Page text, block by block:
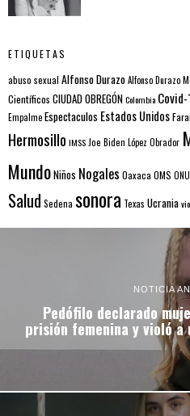
ETIQUETAS
abuso sexual Alfonso DurazoAlfonso Durazo
Científicos CIUDAD OBREGÓNColombia
EmpalmeEspectaculos Estados Unidos
Hermosillo IMSSJoe Biden López Obrador
MundoNiños Nogales Oaxaca OMS ONU
Salud Sedena sonora Texas Ucrania
NOTICIA
Pedófilo declarado
prisión femenina y violó a